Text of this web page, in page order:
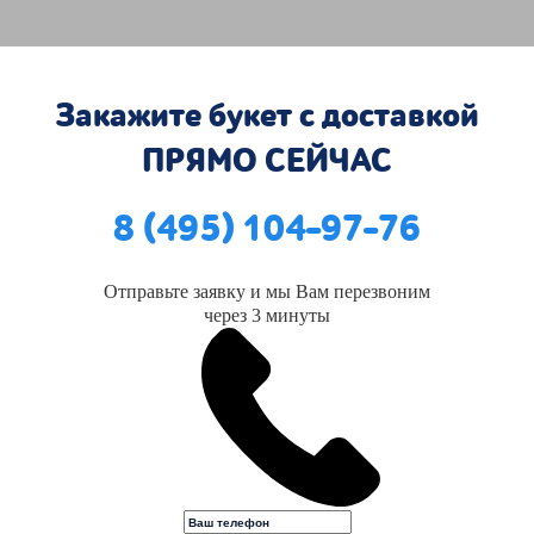
Закажите букет с доставкой
ПРЯМО СЕЙЧАС
8 (495) 104-97-76
Отправьте заявку и мы Вам перезвоним
через 3 минуты